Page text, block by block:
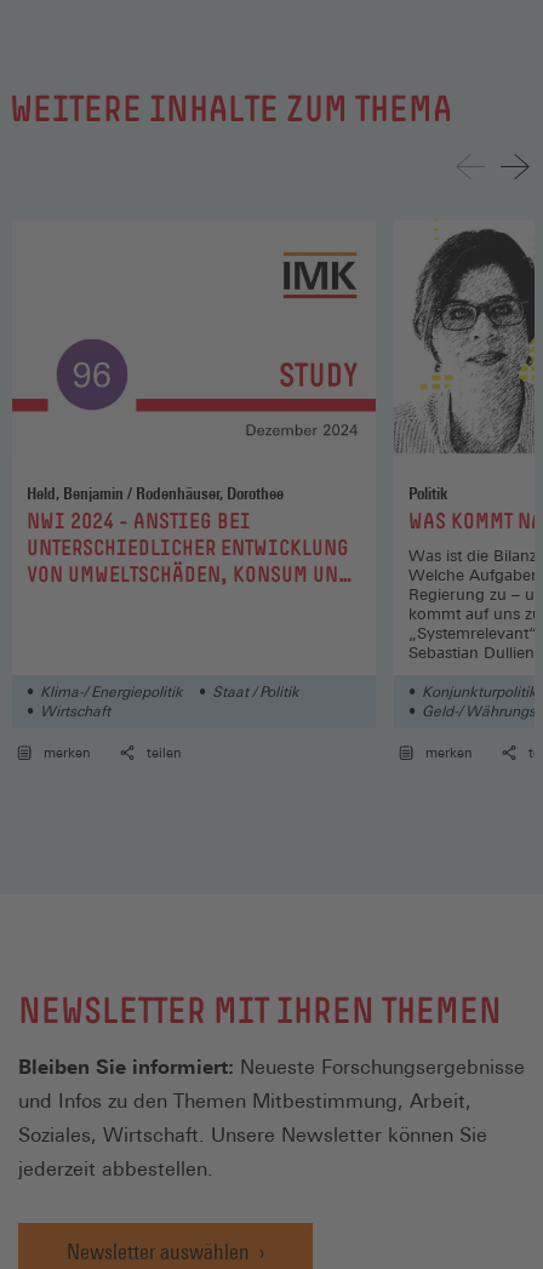
WEITERE INHALTE ZUM THEMA
Held, Benjamin / Rodenhäuser, Dorothee
:NWI 2024 - ANSTIEG BEI
UNTERSCHIEDLICHER ENTWICKLUNG
VON UMWELTSCHÄDEN, KONSUM UND
Klima-/ Energiepolitik
Staat / Politik
Wirtschaft
merken teilen
Politik
:WAS KOMMT
Was ist die
Welche
Regierung zu –
kommt auf uns
Sebastian Dullien
Kay Meiners
Konjunkturpolitik
Geld-/
merken
NEWSLETTER MIT IHREN THEMEN
Bleiben Sie informiert: Neueste Forschungsergebnisse
und Infos zu den Themen Mitbestimmung, Arbeit,
Soziales, Wirtschaft. Unsere Newsletter können Sie
jederzeit abbestellen.
Newsletter auswählen